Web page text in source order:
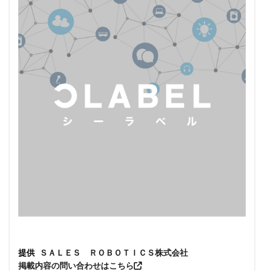
提供
ＳＡＬＥＳ ＲＯＢＯＴＩＣＳ株式会社
掲載内容の問い合わせはこちら